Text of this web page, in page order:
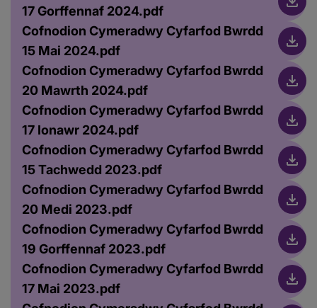
17 Gorffennaf 2024.pdf
Cofnodion Cymeradwy Cyfarfod Bwrdd
15 Mai 2024.pdf
Cofnodion Cymeradwy Cyfarfod Bwrdd
20 Mawrth 2024.pdf
Cofnodion Cymeradwy Cyfarfod Bwrdd
17 Ionawr 2024.pdf
Cofnodion Cymeradwy Cyfarfod Bwrdd
15 Tachwedd 2023.pdf
Cofnodion Cymeradwy Cyfarfod Bwrdd
20 Medi 2023.pdf
Cofnodion Cymeradwy Cyfarfod Bwrdd
19 Gorffennaf 2023.pdf
Cofnodion Cymeradwy Cyfarfod Bwrdd
17 Mai 2023.pdf